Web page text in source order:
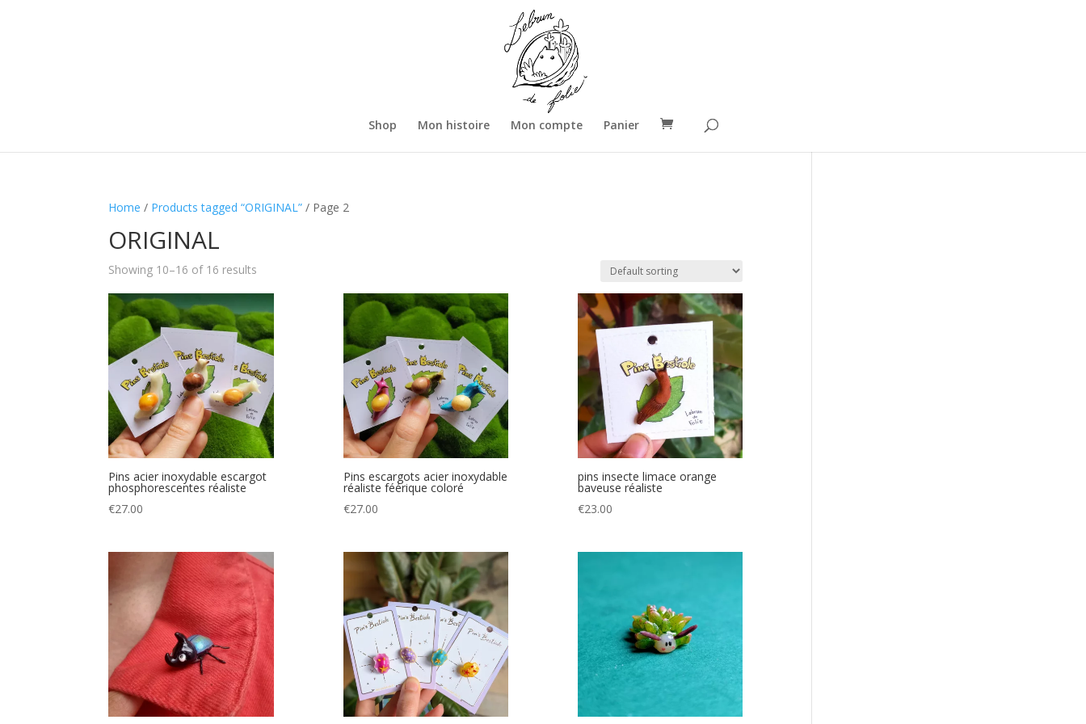
Shop Mon histoire Mon compte Panier
Home / Products tagged “ORIGINAL” / Page 2
ORIGINAL
Showing 10–16 of 16 results
Pins acier inoxydable escargot
phosphorescentes réaliste
€27.00
Pins escargots acier inoxydable
réaliste féérique coloré
€27.00
pins insecte limace orange
baveuse réaliste
€23.00